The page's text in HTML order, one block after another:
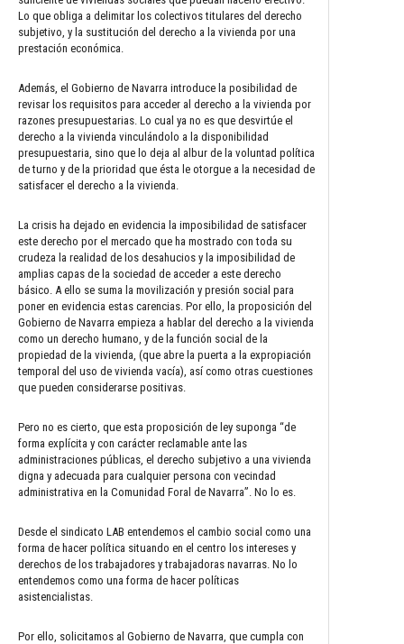
Lo que obliga a delimitar los colectivos titulares del derecho
subjetivo, y la sustitución del derecho a la vivienda por una
prestación económica.
Además, el Gobierno de Navarra introduce la posibilidad de
revisar los requisitos para acceder al derecho a la vivienda por
razones presupuestarias. Lo cual ya no es que desvirtúe el
derecho a la vivienda vinculándolo a la disponibilidad
presupuestaria, sino que lo deja al albur de la voluntad política
de turno y de la prioridad que ésta le otorgue a la necesidad de
satisfacer el derecho a la vivienda.
La crisis ha dejado en evidencia la imposibilidad de satisfacer
este derecho por el mercado que ha mostrado con toda su
crudeza la realidad de los desahucios y la imposibilidad de
amplias capas de la sociedad de acceder a este derecho
básico. A ello se suma la movilización y presión social para
poner en evidencia estas carencias. Por ello, la proposición del
Gobierno de Navarra empieza a hablar del derecho a la vivienda
como un derecho humano, y de la función social de la
propiedad de la vivienda, (que abre la puerta a la expropiación
temporal del uso de vivienda vacía), así como otras cuestiones
que pueden considerarse positivas.
Pero no es cierto, que esta proposición de ley suponga “de
forma explícita y con carácter reclamable ante las
administraciones públicas, el derecho subjetivo a una vivienda
digna y adecuada para cualquier persona con vecindad
administrativa en la Comunidad Foral de Navarra”. No lo es.
Desde el sindicato LAB entendemos el cambio social como una
forma de hacer política situando en el centro los intereses y
derechos de los trabajadores y trabajadoras navarras. No lo
entendemos como una forma de hacer políticas
asistencialistas.
Por ello, solicitamos al Gobierno de Navarra, que cumpla con